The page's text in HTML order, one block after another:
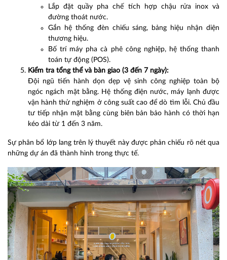
Lắp đặt quầy pha chế tích hợp chậu rửa inox và
đường thoát nước.
Gắn hệ thống đèn chiếu sáng, bảng hiệu nhận diện
thương hiệu.
Bố trí máy pha cà phê công nghiệp, hệ thống thanh
toán tự động (POS).
Kiểm tra tổng thể và bàn giao (3 đến 7 ngày):
Đội ngũ tiến hành dọn dẹp vệ sinh công nghiệp toàn bộ
ngóc ngách mặt bằng. Hệ thống điện nước, máy lạnh được
vận hành thử nghiệm ở công suất cao để dò tìm lỗi. Chủ đầu
tư tiếp nhận mặt bằng cùng biên bản bảo hành có thời hạn
kéo dài từ 1 đến 3 năm.
Sự phân bổ lớp lang trên lý thuyết này được phản chiếu rõ nét qua
những dự án đã thành hình trong thực tế.